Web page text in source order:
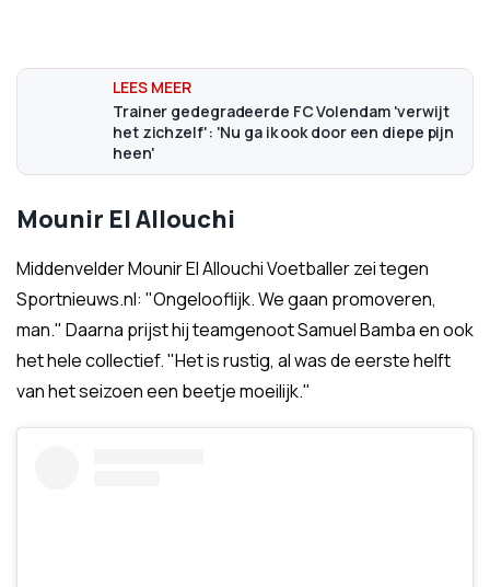
Trainer gedegradeerde FC Volendam 'verwijt
het zichzelf': 'Nu ga ik ook door een diepe pijn
heen'
Mounir El Allouchi
Middenvelder Mounir El Allouchi Voetballer zei tegen
Sportnieuws.nl: "Ongelooflijk. We gaan promoveren,
man." Daarna prijst hij teamgenoot Samuel Bamba en ook
het hele collectief. "Het is rustig, al was de eerste helft
van het seizoen een beetje moeilijk."